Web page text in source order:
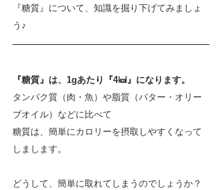
『糖質』について、知識を掘り下げてみましょ
う♪
『糖質』は、1gあたり『4㎉』になります。
タンパク質（肉・魚）や脂質（バター・オリー
ブオイル）などに比べて
糖質は、簡単にカロリーを摂取しやすくなって
しまします。
どうして、簡単に取れてしまうのでしょうか？